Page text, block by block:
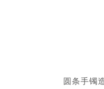
圆条手镯